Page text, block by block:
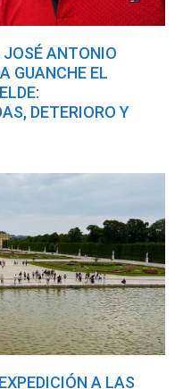
ANTONIO
GUANCHE EL
DETERIORO Y
A LAS